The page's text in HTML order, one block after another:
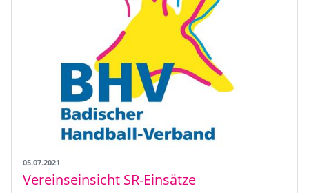
05.07.2021
Vereinseinsicht SR-Einsätze